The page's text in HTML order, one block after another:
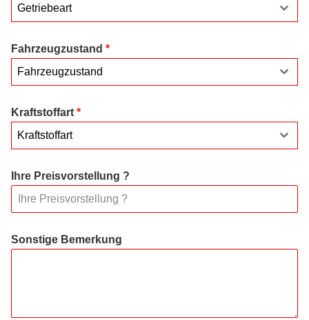
Getriebeart
Fahrzeugzustand *
Fahrzeugzustand
Kraftstoffart *
Kraftstoffart
Ihre Preisvorstellung ?
Sonstige Bemerkung